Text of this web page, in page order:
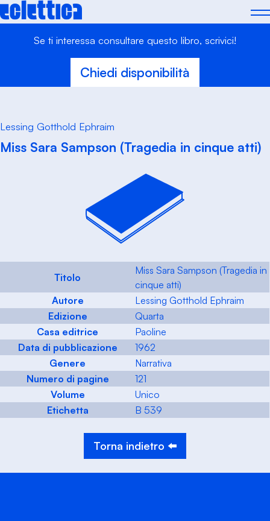
Skip
to
Se ti interessa consultare questo libro, scrivici!
Chiedi disponibilità
Lessing Gotthold Ephraim
Miss Sara Sampson (Tragedia in cinque atti)
Titolo
Miss Sara Sampson (Tragedia in
cinque atti)
Autore
Lessing Gotthold Ephraim
Edizione
Quarta
Casa editrice
Paoline
Data di pubblicazione
1962
Genere
Narrativa
Numero di pagine
121
Volume
Unico
Etichetta
B 539
Torna indietro ⬅️